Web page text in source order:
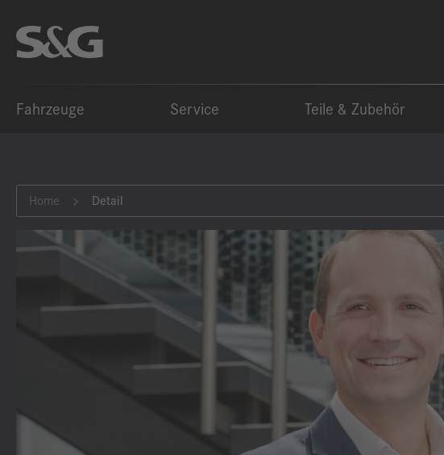
Fahrzeuge Service Teile & Zubehör
Home Detail